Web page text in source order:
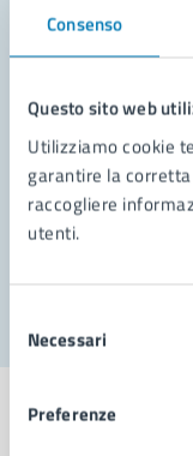
Consenso
Questo sito web
Utilizziamo cookie
garantire la
raccogliere
utenti.
delNecessari
Preferenze
Leggi le
Richiedi
Prenota
Problemi in